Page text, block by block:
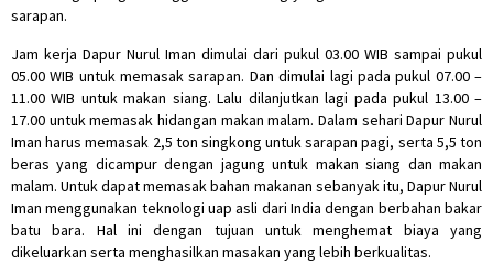
sarapan.
Jam kerja Dapur Nurul Iman dimulai dari pukul 03.00 WIB sampai pukul
05.00 WIB untuk memasak sarapan. Dan dimulai lagi pada pukul 07.00 –
11.00 WIB untuk makan siang. Lalu dilanjutkan lagi pada pukul 13.00 –
17.00 untuk memasak hidangan makan malam. Dalam sehari Dapur Nurul
Iman harus memasak 2,5 ton singkong untuk sarapan pagi, serta 5,5 ton
beras yang dicampur dengan jagung untuk makan siang dan makan
malam. Untuk dapat memasak bahan makanan sebanyak itu, Dapur Nurul
Iman menggunakan teknologi uap asli dari India dengan berbahan bakar
batu bara. Hal ini dengan tujuan untuk menghemat biaya yang
dikeluarkan serta menghasilkan masakan yang lebih berkualitas.